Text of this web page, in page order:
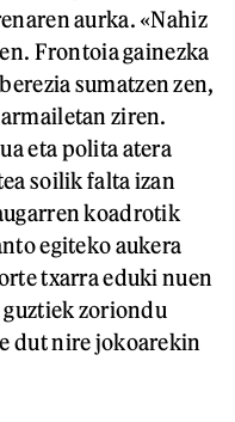
aurka. «Nahiz
Frontoia gainezka
sumatzen zen,
ziren.
eta polita atera
soilik falta izan
koadrotik
egiteko aukera
txarra eduki nuen
zoriondu
dut nire jokoarekin